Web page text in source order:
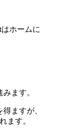
ホームに
ます。
ますが、
ます。